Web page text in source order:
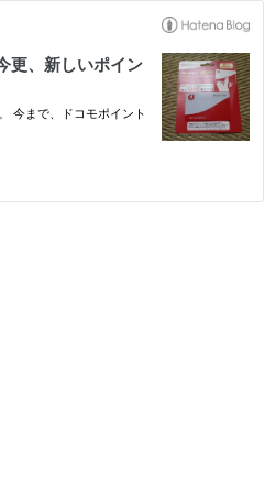
更、新しいポイン
今まで、ドコモポイント